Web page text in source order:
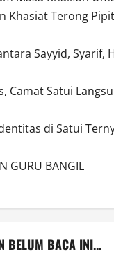
Khasiat Terong
Sayyid, Syarif,
Camat Satui
di Satui
GURU BANGIL
BELUM BACA INI...